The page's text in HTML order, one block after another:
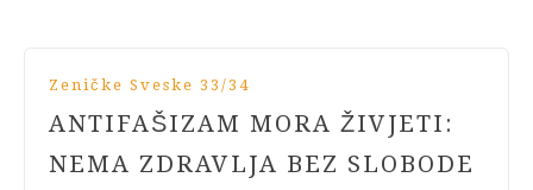
Zeničke Sveske 33/34
ANTIFAŠIZAM MORA ŽIVJETI:
NEMA ZDRAVLJA BEZ SLOBODE